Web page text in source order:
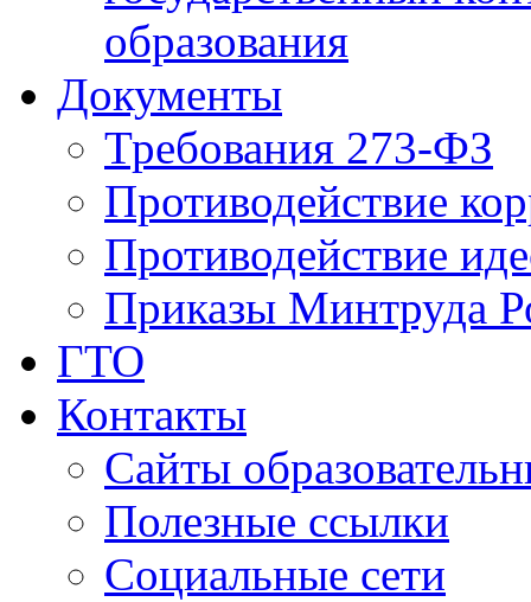
образования
Документы
Требования 273-ФЗ
Противодействие
Противодействие
Приказы Минтруда
ГТО
Контакты
Сайты
Полезные ссылки
Социальные сети